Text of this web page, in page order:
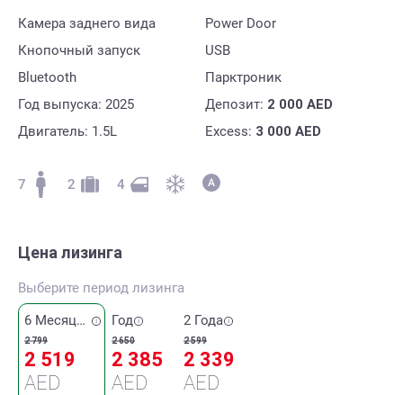
Камера заднего вида
Кнопочный запуск
Bluetooth
Год выпуска: 2025
Двигатель: 1.5L
Power Door
USB
Парктроник
Депозит: 2 000 AED
Excess: 3 000 AED
7 2 4
Цена лизинга
Выберите период лизинга
6 Месяцев
2 799
2 519
AED
Год
2 650
2 385
AED
2 Года
2 599
2 339
AED